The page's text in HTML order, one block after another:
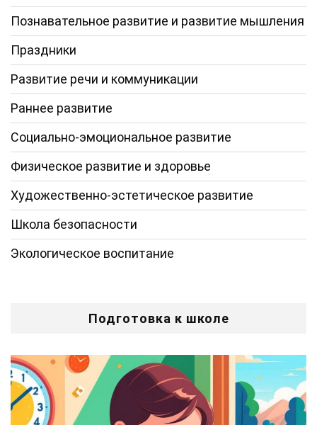
Познавательное развитие и развитие мышления
Праздники
Развитие речи и коммуникации
Раннее развитие
Социально-эмоциональное развитие
Физическое развитие и здоровье
Художественно-эстетическое развитие
Школа безопасности
Экологическое воспитание
Подготовка к школе